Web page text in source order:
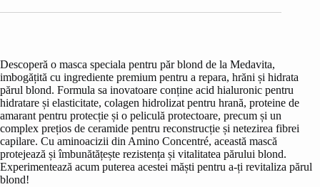
Descoperă o masca speciala pentru păr blond de la Medavita,
imbogățită cu ingrediente premium pentru a repara, hrăni și hidrata
părul blond. Formula sa inovatoare conține acid hialuronic pentru
hidratare și elasticitate, colagen hidrolizat pentru hrană, proteine de
amarant pentru protecție și o peliculă protectoare, precum și un
complex prețios de ceramide pentru reconstrucție și netezirea fibrei
capilare. Cu aminoacizii din Amino Concentré, această mască
protejează și îmbunătățește rezistența și vitalitatea părului blond.
Experimentează acum puterea acestei măști pentru a-ți revitaliza părul
blond!